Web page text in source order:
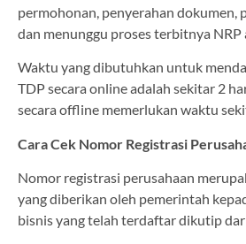
permohonan, penyerahan dokumen,
dan menunggu proses terbitnya NRP
Waktu yang dibutuhkan untuk
TDP secara online adalah sekitar 2
secara offline memerlukan waktu
Cara Cek Nomor Registrasi
Nomor registrasi perusahaan
yang diberikan oleh pemerintah
bisnis yang telah terdaftar dikutip